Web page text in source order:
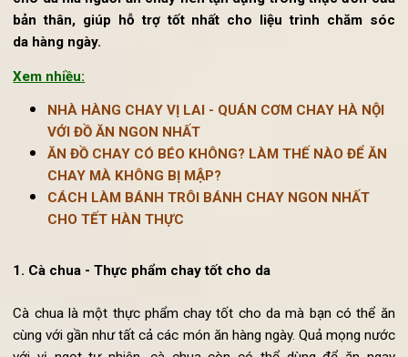
này, Vị Lai giới thiệu đến bạn đọc 7 loại thực phẩm chay
cho da mà người ăn chay nên tận dụng trong thực đơn
da hàng ngày.
Xem nhiều:
NHÀ HÀNG CHAY VỊ LAI - QUÁN CƠM CHAY HÀ NỘI
VỚI ĐỒ ĂN NGON NHẤT
ĂN ĐỒ CHAY CÓ BÉO KHÔNG? LÀM THẾ NÀO ĐỂ ĂN
CHAY MÀ KHÔNG BỊ MẬP?
CHO TẾT HÀN THỰC
1. Cà chua - Thực phẩm chay tốt cho da